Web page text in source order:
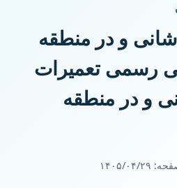
و در منطقه
رسمی تعمیرات
و در منطقه
۱۴۰۵/۰۴/۲۹